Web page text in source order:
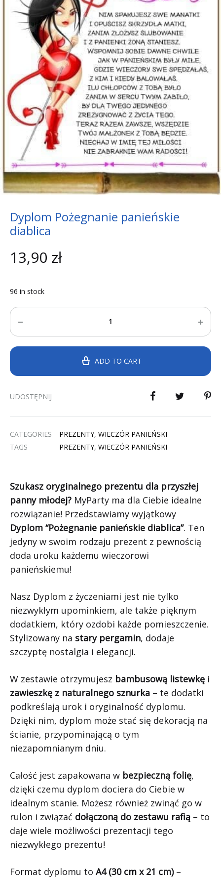
Dyplom Pożegnanie panieńskie
diablica
13,90 zł
96 in stock
Quantity
ADD TO CART
UDOSTĘPNIJ
CATEGORIES PREZENTY, WIECZÓR PANIEŃSKI
TAGS
PREZENTY, WIECZÓR PANIEŃSKI
Szukasz oryginalnego prezentu dla przyszłej
panny młodej? MyParty ma dla Ciebie idealne
rozwiązanie! Przedstawiamy wyjątkowy
Dyplom “Pożegnanie panieńskie diablica”. Ten
jedyny w swoim rodzaju prezent z pewnością
doda uroku każdemu wieczorowi
panieńskiemu!
Nasz Dyplom z życzeniami jest nie tylko
niezwykłym upominkiem, ale także pięknym
dodatkiem, który ozdobi każde pomieszczenie.
Stylizowany na stary pergamin, dodaje
szczyptę nostalgia i elegancji.
W zestawie otrzymujesz bambusową listewkę i
zawieszkę z naturalnego sznurka – te dodatki
podkreślają urok i oryginalność dyplomu.
Dzięki nim, dyplom może stać się dekoracją na
ścianie, przypominającą o tym
niezapomnianym dniu.
Całość jest zapakowana w bezpieczną folię,
dzięki czemu dyplom dociera do Ciebie w
idealnym stanie. Możesz również zwinąć go w
rulon i związać dołączoną do zestawu rafią – to
daje wiele możliwości prezentacji tego
niezwykłego prezentu!
Format dyplomu to A4 (30 cm x 21 cm)–